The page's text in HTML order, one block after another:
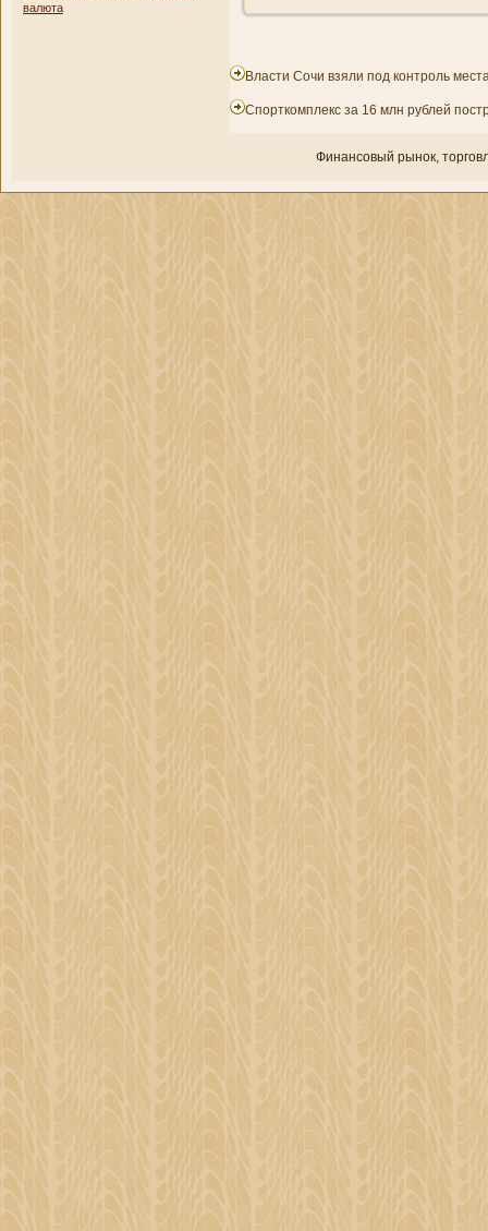
валюта
Власти Сочи взяли под контроль
Спорткомплекс за 16 млн рублей
Финансовый рынок,